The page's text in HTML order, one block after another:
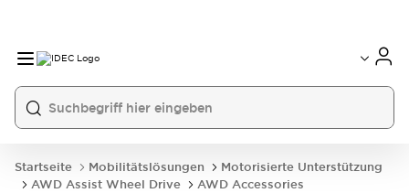
Startseite Mobilitätslösungen
Motorisierte Unterstützung
AWD Assist Wheel Drive
AWD Accessories